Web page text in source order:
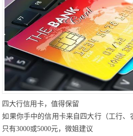
四大行信用卡，值得保留
如果你手中的信用卡来自四大行（工行
只有3000或5000元，微姐建议